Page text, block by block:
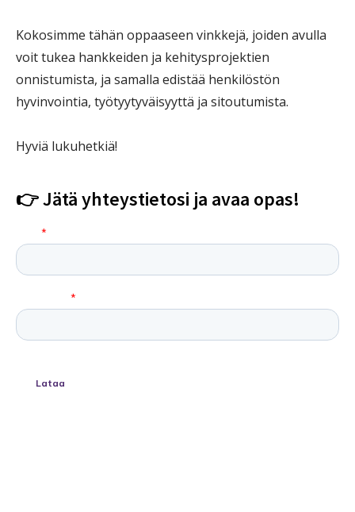
Kokosimme tähän oppaaseen vinkkejä, joiden avulla
voit tukea hankkeiden ja kehitysprojektien
onnistumista, ja samalla edistää henkilöstön
hyvinvointia, työtyytyväisyyttä ja sitoutumista.
Hyviä lukuhetkiä!
👉 Jätä yhteystietosi ja avaa opas!